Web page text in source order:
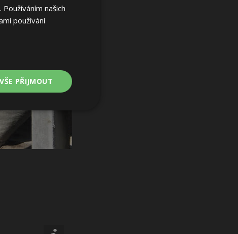
našich
používání
VŠE PŘIJMOUT
Nezařazené
soubory